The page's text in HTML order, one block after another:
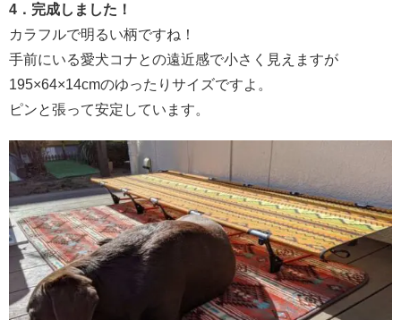
4．完成しました！
カラフルで明るい柄ですね！
手前にいる愛犬コナとの遠近感で小さく見えますが
195×64×14cmのゆったりサイズですよ。
ピンと張って安定しています。